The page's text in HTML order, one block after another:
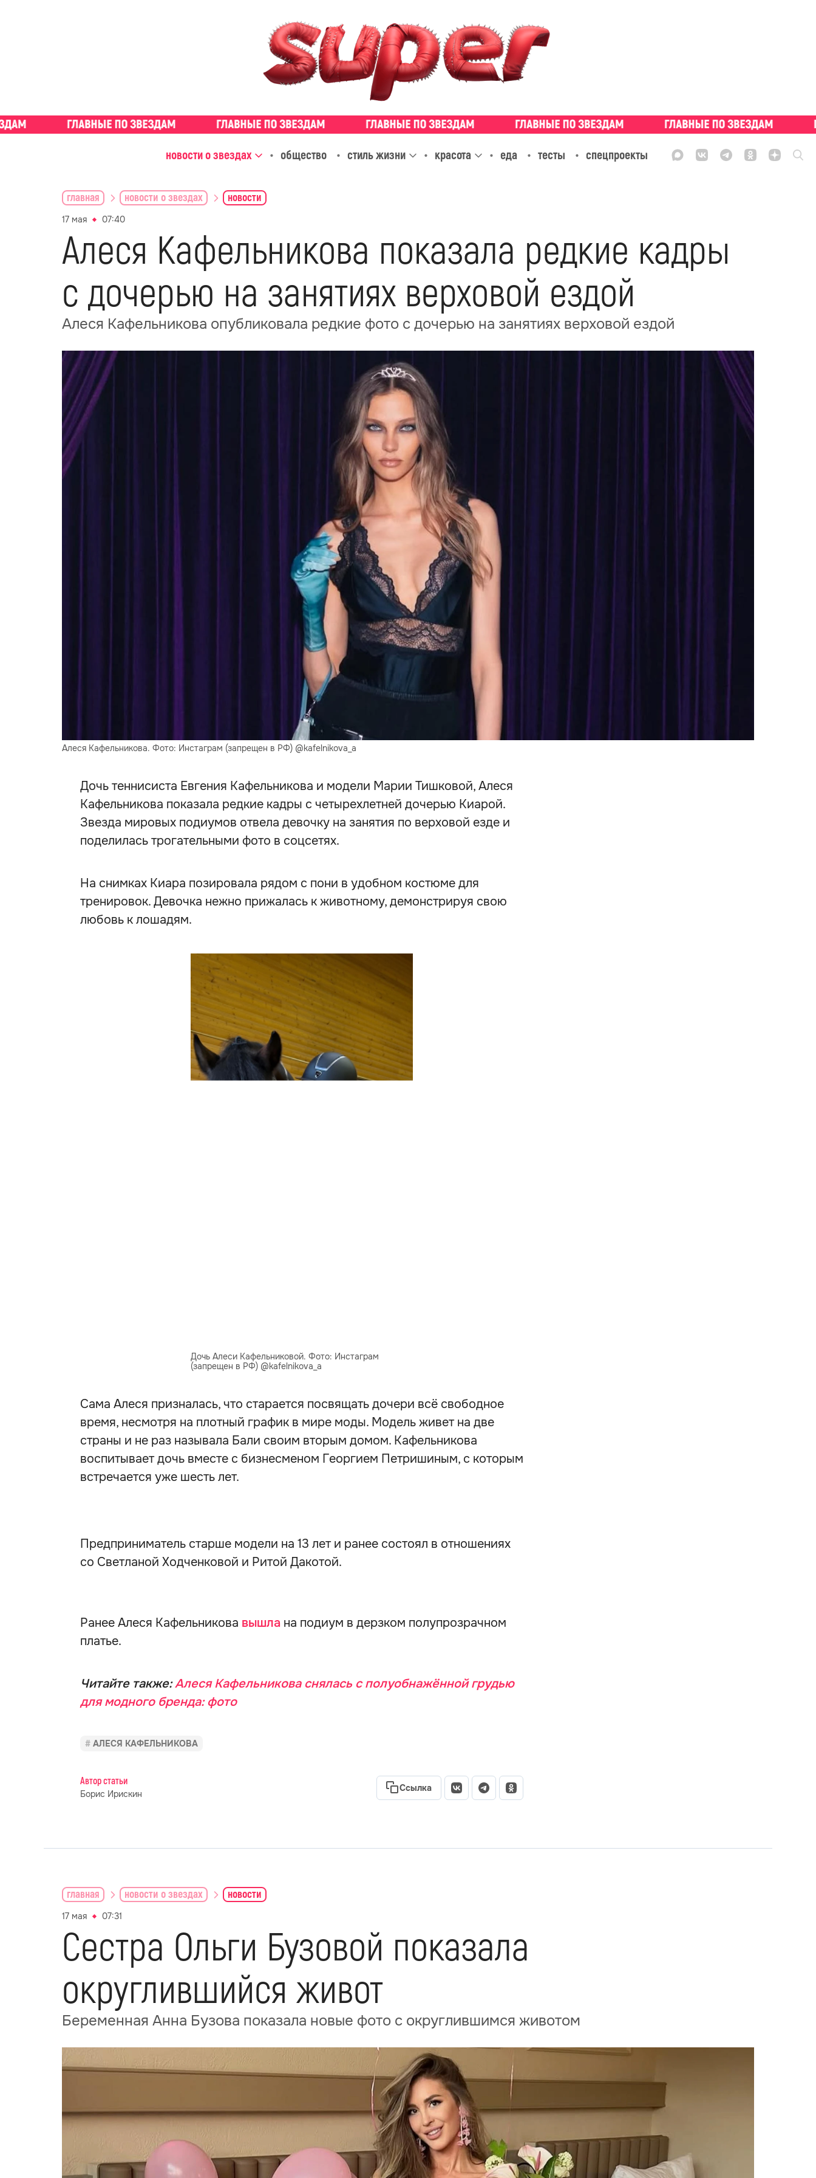
новости о звездах общество стиль жизни красота еда тесты спецпроекты
главная новости о звездах новости
17 мая 07:40
Алеся Кафельникова показала редкие кадры
с дочерью на занятиях верховой ездой
Алеся Кафельникова опубликовала редкие фото с дочерью на занятиях верховой ездой
Алеся Кафельникова. Фото: Инстаграм (запрещен в РФ) @kafelnikova_a
Дочь теннисиста Евгения Кафельникова и модели Марии Тишковой, Алеся
Кафельникова показала редкие кадры с четырехлетней дочерью Киарой.
Звезда мировых подиумов отвела девочку на занятия по верховой езде и
поделилась трогательными фото в соцсетях.
На снимках Киара позировала рядом с пони в удобном костюме для
тренировок. Девочка нежно прижалась к животному, демонстрируя свою
любовь к лошадям.
Дочь Алеси Кафельниковой. Фото: Инстаграм
(запрещен в РФ) @kafelnikova_a
Сама Алеся призналась, что старается посвящать дочери всё свободное
время, несмотря на плотный график в мире моды. Модель живет на две
страны и не раз называла Бали своим вторым домом. Кафельникова
воспитывает дочь вместе с бизнесменом Георгием Петришиным, с которым
встречается уже шесть лет.
Предприниматель старше модели на 13 лет и ранее состоял в отношениях
со Светланой Ходченковой и Ритой Дакотой.
Ранее Алеся Кафельникова вышла на подиум в дерзком полупрозрачном
платье.
Читайте также:Алеся Кафельникова снялась с полуобнажённой грудью
для модного бренда: фото
АЛЕСЯ КАФЕЛЬНИКОВА
Автор статьи
Борис Ирискин
Ссылка
главная новости о звездах новости
17 мая 07:31
Сестра Ольги Бузовой показала
округлившийся живот
Беременная Анна Бузова показала новые фото с округлившимся животом